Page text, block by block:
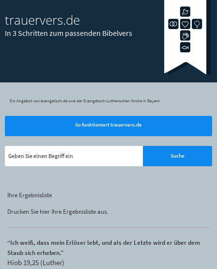
trauervers.de
In 3 Schritten zum passenden Bibelvers
Ein Angebot von evangelisch.de und der Evangelisch-Lutherischen Kirche in Bayern
So funktioniert trauervers.de
Ihre Ergebnisliste
Drucken Sie hier Ihre Ergebnisliste aus.
“Ich weiß, dass mein Erlöser lebt, und als der Letzte wird er über dem
Staub sich erheben.”
Hiob 19,25 (Luther)